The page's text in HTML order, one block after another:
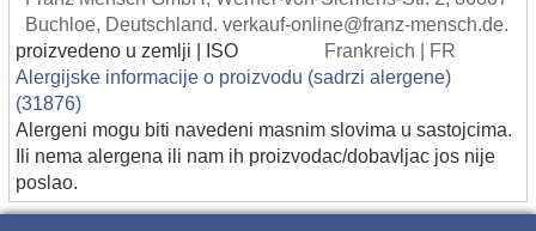
Buchloe, Deutschland. verkauf-online@franz-mensch.de.
proizvedeno u zemlji | ISO
Frankreich | FR
Alergijske informacije o proizvodu (sadrzi alergene)
(31876)
Alergeni mogu biti navedeni masnim slovima u sastojcima.
Ili nema alergena ili nam ih proizvodac/dobavljac jos nije
poslao.